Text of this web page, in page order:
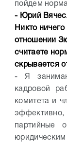
пойдем
- Юрий
Никто
отношении
считаете
скрывается
- Я
кадровой
комитета и
партийные